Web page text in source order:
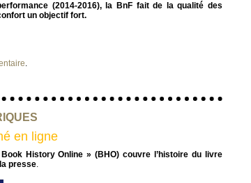
(2014-2016), la BnF fait de la qualité des
un objectif fort.
.
en ligne
History Online » (BHO) couvre l’histoire du livre
presse.